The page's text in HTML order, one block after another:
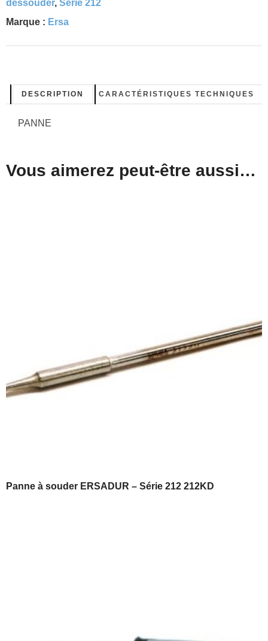
dessouder, Série 212
Marque : Ersa
DESCRIPTION CARACTÉRISTIQUES TECHNIQUES
PANNE
Vous aimerez peut-être aussi…
Panne à souder ERSADUR – Série 212 212KD